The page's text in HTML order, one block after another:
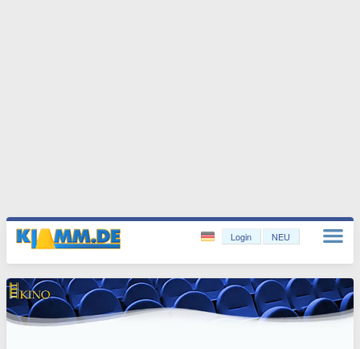
Login NEU